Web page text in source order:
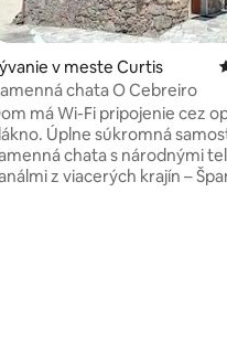
4,83 z 5, počet
v meste Curtis
chata O Cebreiro
má Wi-Fi pripojenie cez
súkromná samostatná
chata s národnými
z viacerých krajín –